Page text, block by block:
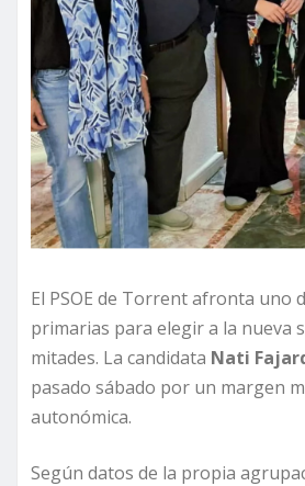
El PSOE de Torrent afronta uno
primarias para elegir a la nueva
mitades. La candidata Nati
pasado sábado por un margen
autonómica.
Según datos de la propia